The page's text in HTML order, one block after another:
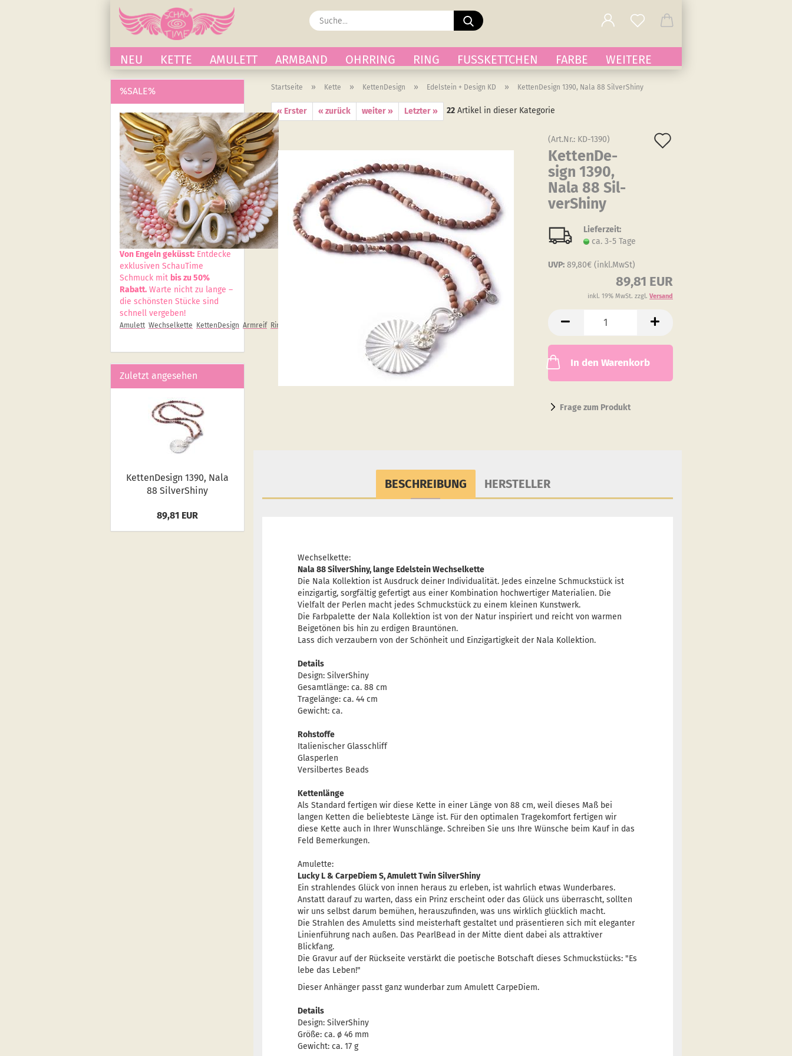
Suche...
NEU KETTE AMULETT ARMBAND OHRRING RING FUSSKETTCHEN FARBE WEITERE
Startseite » Kette » KettenDesign » Edelstein + Design KD » KettenDesign 1390, Nala 88 SilverShiny
« Erster « zurück weiter » Letzter » 22Artikel in dieser Kategorie
(Art.Nr.: KD-1390)
Ket­ten­De­
sign 1390,
Nala 88 Sil­
verS­hiny
Lieferzeit:
ca. 3-5 Tage
UVP: 89,80€ (inkl.MwSt)
89,81 EUR
inkl. 19% MwSt. zzgl. Versand
In den Warenkorb
Frage zum Produkt
BESCHREIBUNG HERSTELLER
Wechselkette:
Nala 88 SilverShiny, lange Edelstein Wechselkette
Die Nala Kollektion ist Ausdruck deiner Individualität. Jedes einzelne Schmuckstück ist
einzigartig, sorgfältig gefertigt aus einer Kombination hochwertiger Materialien. Die
Vielfalt der Perlen macht jedes Schmuckstück zu einem kleinen Kunstwerk.
Die Farbpalette der Nala Kollektion ist von der Natur inspiriert und reicht von warmen
Beigetönen bis hin zu erdigen Brauntönen.
Lass dich verzaubern von der Schönheit und Einzigartigkeit der Nala Kollektion.
Details
Design: SilverShiny
Gesamtlänge: ca. 88 cm
Tragelänge: ca. 44 cm
Gewicht: ca.
Rohstoffe
Italienischer Glasschliff
Glasperlen
Versilbertes Beads
Kettenlänge
Als Standard fertigen wir diese Kette in einer Länge von 88 cm, weil dieses Maß bei
langen Ketten die beliebteste Länge ist. Für den optimalen Tragekomfort fertigen wir
diese Kette auch in Ihrer Wunschlänge. Schreiben Sie uns Ihre Wünsche beim Kauf in das
Feld Bemerkungen.
Amulette:
Lucky L & CarpeDiem S, Amulett Twin SilverShiny
Ein strahlendes Glück von innen heraus zu erleben, ist wahrlich etwas Wunderbares.
Anstatt darauf zu warten, dass ein Prinz erscheint oder das Glück uns überrascht, sollten
wir uns selbst darum bemühen, herauszufinden, was uns wirklich glücklich macht.
Die Strahlen des Amuletts sind meisterhaft gestaltet und präsentieren sich mit eleganter
Linienführung nach außen. Das PearlBead in der Mitte dient dabei als attraktiver
Blickfang.
Die Gravur auf der Rückseite verstärkt die poetische Botschaft dieses Schmuckstücks: "Es
lebe das Leben!"
Dieser Anhänger passt ganz wunderbar zum Amulett CarpeDiem.
Details
Design: SilverShiny
Größe: ca. ø 46 mm
Gewicht: ca. 17 g
%SALE%
Von Engeln geküsst: Entdecke
exklusiven SchauTime
Schmuck mit bis zu 50%
Rabatt. Warte nicht zu lange –
die schönsten Stücke sind
schnell vergeben!
Amulett Wechselkette KettenDesign Armreif Ringe
Zuletzt angesehen
Ket­ten­De­sign 1390, Nala
88 Sil­verS­hiny
89,81 EUR